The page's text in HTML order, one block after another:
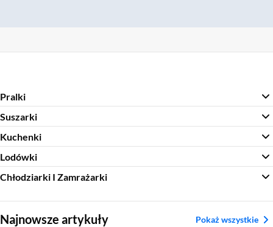
Pralki
Suszarki
Kuchenki
Lodówki
Chłodziarki I Zamrażarki
Najnowsze artykuły Pokaż wszystkie